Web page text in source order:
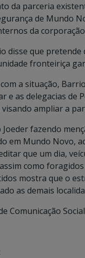
da parceria
de Mundo
da
disse que
fronteiriça
a situação,
e as delegacias de
ampliar a
Joeder fazendo
em Mundo Novo,
que um dia,
como
mostra que o
as demais
Comunicação